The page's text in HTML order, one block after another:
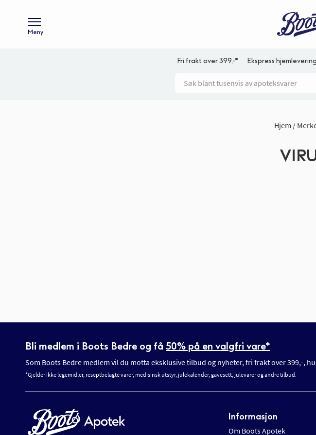
Meny
Fri frakt over 399,-* Ekspress hjemlevering
Hjem
Bli medlem i Boots Bedre og få 50% på en valgfri vare*
Som Boots Bedre medlem vil du motta eksklusive tilbud og nyheter, fri frakt over 399,-,
*Gjelder ikke legemidler, reseptbelagte varer, medisinsk utstyr, julekalender, gavesett, julevarer og andre tilbud.
Informasjon
Om Boots Apotek